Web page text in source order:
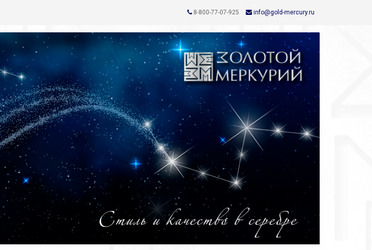
8-800-77-07-925 info@gold-mercury.ru